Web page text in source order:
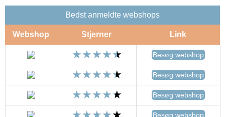
Bedst anmeldte webshops
Webshop Stjerner Link
Besøg webshop
Besøg webshop
Besøg webshop
Besøg webshop